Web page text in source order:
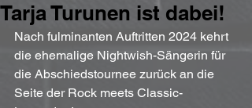
Tarja Turunen ist dabei!
Nach fulminanten Auftritten 2024 kehrt
die ehemalige Nightwish-Sängerin für
die Abschiedstournee zurück an die
Seite der Rock meets Classic-